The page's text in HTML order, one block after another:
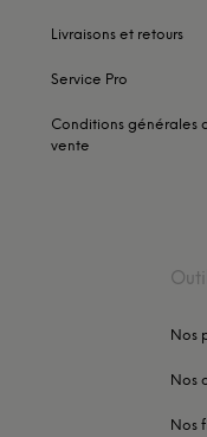
Livraisons et retours
Service Pro
Conditions générales
vente
Nos
Nos
Nos